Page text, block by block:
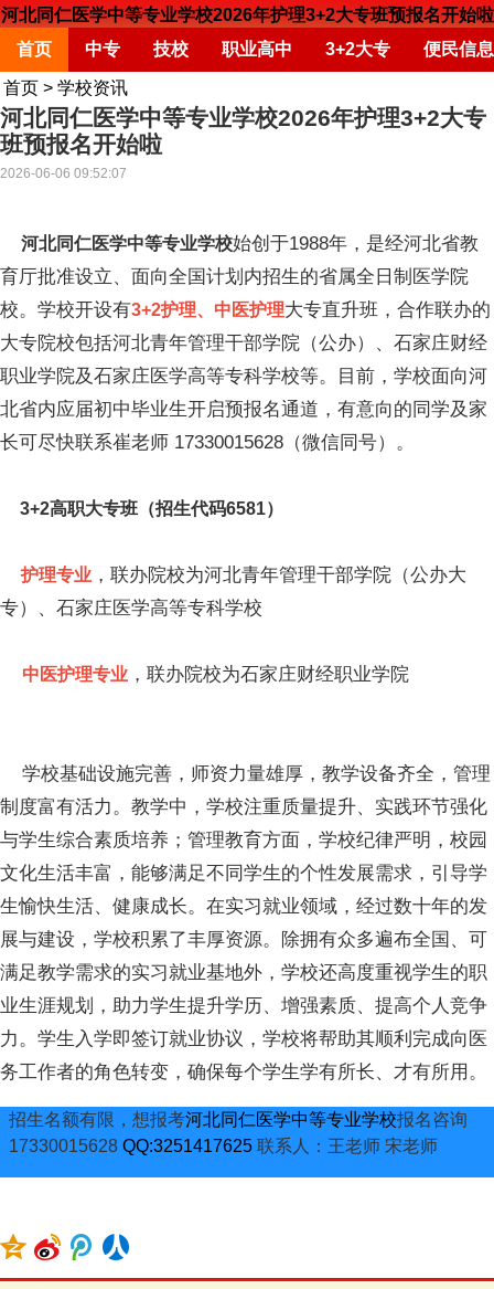
河北同仁医学中等专业学校2026年护理3+2大专班预报名开始啦
首页
中专 技校 职业高中 3+2大专 便民信息
首页 > 学校资讯
河北同仁医学中等专业学校2026年护理3+2大专
班预报名开始啦
2026-06-06 09:52:07
河北同仁医学中等专业学校始创于1988年，是经河北省教
育厅批准设立、面向全国计划内招生的省属全日制医学院
校。学校开设有3+2护理、中医护理大专直升班，合作联办的
大专院校包括河北青年管理干部学院（公办）、石家庄财经
职业学院及石家庄医学高等专科学校等。目前，学校面向河
北省内应届初中毕业生开启预报名通道，有意向的同学及家
长可尽快联系崔老师 17330015628（微信同号）。
3+2高职大专班（招生代码6581）
护理专业 ，联办院校为河北青年管理干部学院（公办大
专）、石家庄医学高等专科学校
中医护理专业 ，联办院校为石家庄财经职业学院
学校基础设施完善，师资力量雄厚，教学设备齐全，管理
制度富有活力。教学中，学校注重质量提升、实践环节强化
与学生综合素质培养；管理教育方面，学校纪律严明，校园
文化生活丰富，能够满足不同学生的个性发展需求，引导学
生愉快生活、健康成长。在实习就业领域，经过数十年的发
展与建设，学校积累了丰厚资源。除拥有众多遍布全国、可
满足教学需求的实习就业基地外，学校还高度重视学生的职
业生涯规划，助力学生提升学历、增强素质、提高个人竞争
力。学生入学即签订就业协议，学校将帮助其顺利完成向医
务工作者的角色转变，确保每个学生学有所长、才有所用。
招生名额有限，想报考河北同仁医学中等专业学校报名咨询
17330015628 QQ:3251417625 联系人：王老师 宋老师